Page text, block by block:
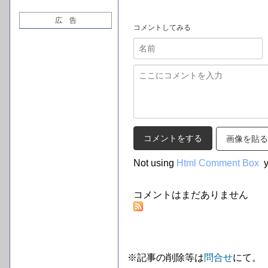
広 告
コメントしてみる
画像を貼る
Not using Html Comment Box
コメントはまだありません
※記事の削除等は問合せにて。